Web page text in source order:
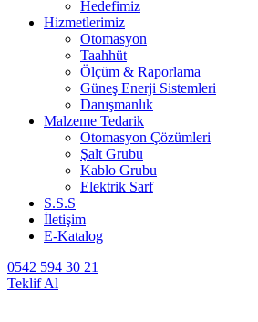
Hedefimiz
Hizmetlerimiz
Otomasyon
Taahhüt
Ölçüm & Raporlama
Güneş Enerji Sistemleri
Danışmanlık
Malzeme Tedarik
Otomasyon Çözümleri
Şalt Grubu
Kablo Grubu
Elektrik Sarf
S.S.S
İletişim
E-Katalog
0542 594 30 21
Teklif Al